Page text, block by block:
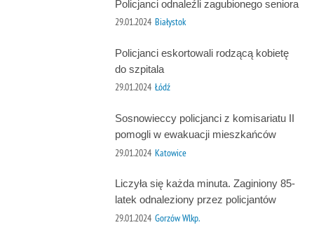
Policjanci odnaleźli zagubionego seniora
29.01.2024 Białystok
Policjanci eskortowali rodzącą kobietę
do szpitala
29.01.2024 Łódź
Sosnowieccy policjanci z komisariatu II
pomogli w ewakuacji mieszkańców
29.01.2024 Katowice
Liczyła się każda minuta. Zaginiony 85-
latek odnaleziony przez policjantów
29.01.2024 Gorzów Wlkp.